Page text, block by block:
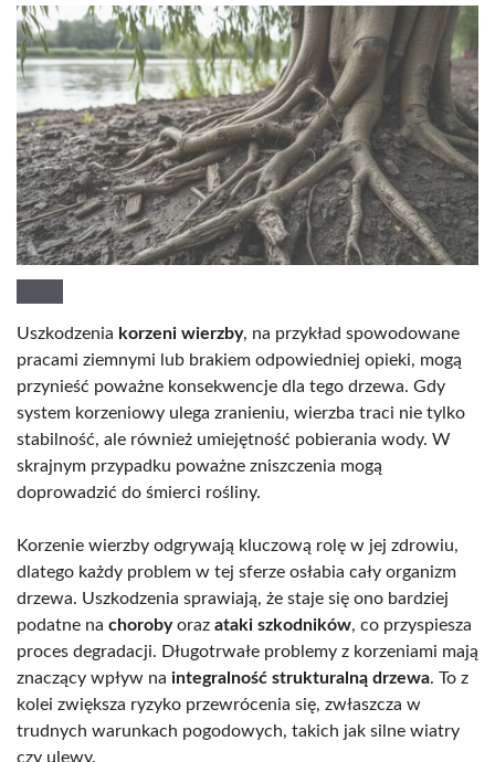
Uszkodzenia korzeni wierzby, na przykład spowodowane
pracami ziemnymi lub brakiem odpowiedniej opieki, mogą
przynieść poważne konsekwencje dla tego drzewa. Gdy
system korzeniowy ulega zranieniu, wierzba traci nie tylko
stabilność, ale również umiejętność pobierania wody. W
skrajnym przypadku poważne zniszczenia mogą
doprowadzić do śmierci rośliny.
Korzenie wierzby odgrywają kluczową rolę w jej zdrowiu,
dlatego każdy problem w tej sferze osłabia cały organizm
drzewa. Uszkodzenia sprawiają, że staje się ono bardziej
podatne na chorobyoraz ataki szkodników, co przyspiesza
proces degradacji. Długotrwałe problemy z korzeniami mają
znaczący wpływ na integralność strukturalną drzewa. To z
kolei zwiększa ryzyko przewrócenia się, zwłaszcza w
trudnych warunkach pogodowych, takich jak silne wiatry
czy ulewy.